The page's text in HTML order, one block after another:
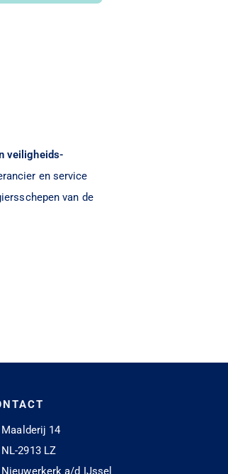
veiligheids­
en service
van de
Maalderij 14
NL-2913 LZ
Nieuwerkerk a/d IJssel